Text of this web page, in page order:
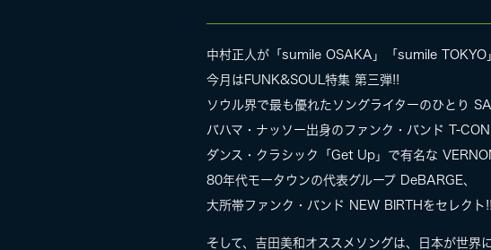
SPECIAL SITE
中村正人が「sumile OSAKA」「sumile TOKYO
今月はFUNK&SOUL特集 第三弾!!
ソウル界で最も優れたソングライターのひとり
バハマ・ナッソー出身のファンク・バンド T-
ダンス・クラシック「Get Up」で有名な
80年代モータウンの代表グループ DeBARGE、
大所帯ファンク・バンド NEW BIRTHをセレクト!!
そして、吉田美和オススメソングは、日本が世界